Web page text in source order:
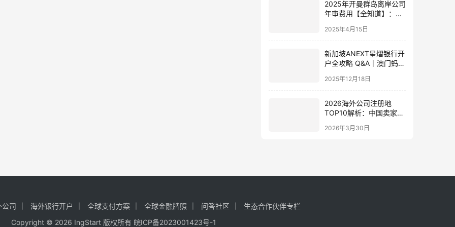
2025年开曼群岛离岸公司
年审费用【全知道】：构
策略
2025年4月15日
新加坡ANEXT星熠银行开
户全攻略 Q&A｜澳门蚂蚁
册教程（无管理费 + 无需
2025年12月18日
2026海外公司注册地
TOP10解析：中国卖家如
场先机？
2026年3月30日
公司 海外银行开户 全球支付方案 全球金融牌照 问答社区
生态合作伙伴专栏
Copyright © 2026 IngStart 版权所有 皖ICP备2023001423号-1